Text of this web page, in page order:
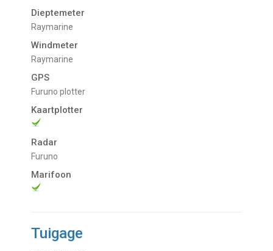
Dieptemeter
Raymarine
Windmeter
Raymarine
GPS
Furuno plotter
Kaartplotter
Radar
Furuno
Marifoon
Tuigage